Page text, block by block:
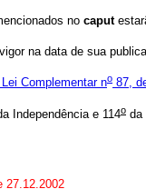
no caput
na data de sua
Complementar no 87,
Independência e 114o da
27.12.2002